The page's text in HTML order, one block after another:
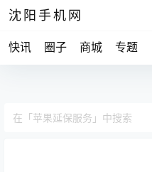
沈阳手机网
快讯 圈子 商城 专题